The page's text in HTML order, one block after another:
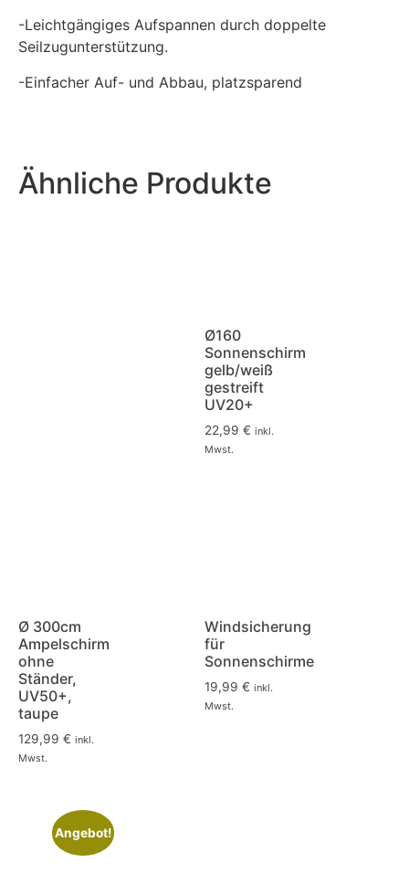
Ähnliche Produkte
Ø160
Sonnenschirm
gelb/weiß
gestreift
UV20+
22,99 € inkl.
Mwst.
Ø 300cm
Ampelschirm
ohne
Ständer,
UV50+,
taupe
129,99 € inkl.
Mwst.
Windsicherung
für
Sonnenschirme
19,99 € inkl.
Mwst.
Angebot!
-Leichtgängiges Aufspannen durch doppelte
Seilzugunterstützung.
-Einfacher Auf- und Abbau, platzsparend